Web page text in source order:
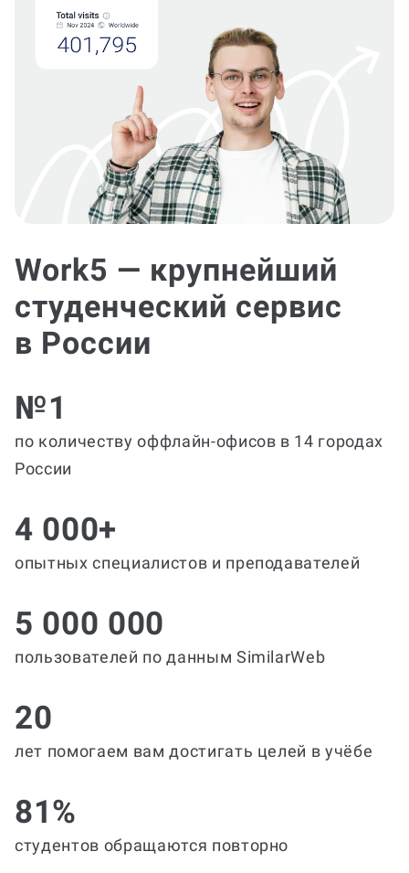
Work5 — крупнейший
студенческий сервис
в России
№1
по количеству оффлайн-офисов в 14 городах
России
4 000+
опытных специалистов и преподавателей
5 000 000
пользователей по данным SimilarWeb
20
лет помогаем вам достигать целей в учёбе
81%
студентов обращаются повторно